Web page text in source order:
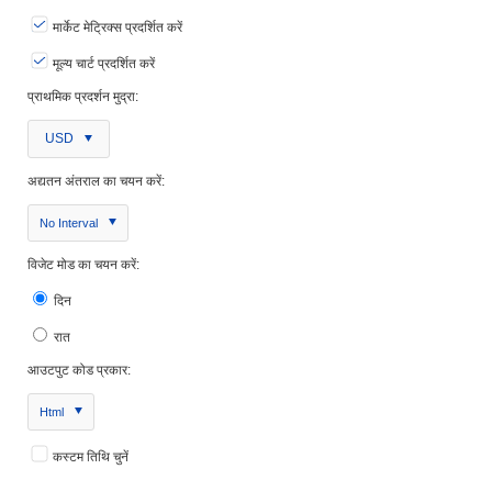
मार्केट मेट्रिक्स प्रदर्शित करें
मूल्य चार्ट प्रदर्शित करें
प्राथमिक प्रदर्शन मुद्रा:
USD
अद्यतन अंतराल का चयन करें:
No Interval
विजेट मोड का चयन करें:
दिन
रात
आउटपुट कोड प्रकार:
Html
कस्टम तिथि चुनें